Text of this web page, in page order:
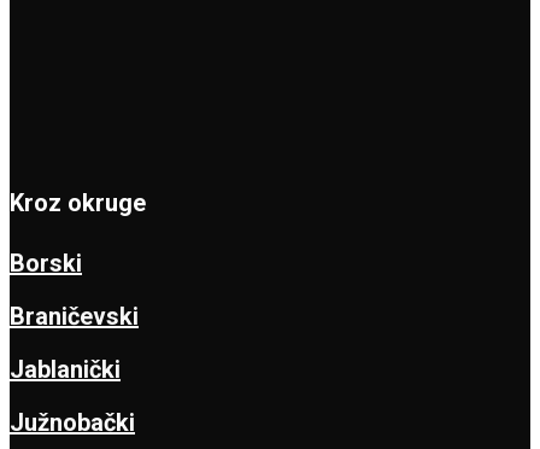
Kroz okruge
Borski
Braničevski
Jablanički
Južnobački